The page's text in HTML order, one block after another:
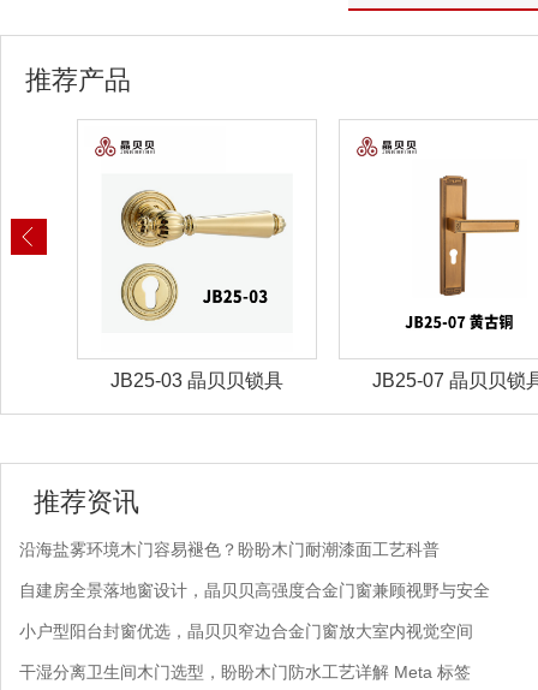
推荐产品
JB25-03 晶贝贝锁具 JB25-07 晶贝贝锁
推荐资讯
沿海盐雾环境木门容易褪色？盼盼木门耐潮漆面工艺科普
自建房全景落地窗设计，晶贝贝高强度合金门窗兼顾视野与安全
小户型阳台封窗优选，晶贝贝窄边合金门窗放大室内视觉空间
干湿分离卫生间木门选型，盼盼木门防水工艺详解 Meta 标签